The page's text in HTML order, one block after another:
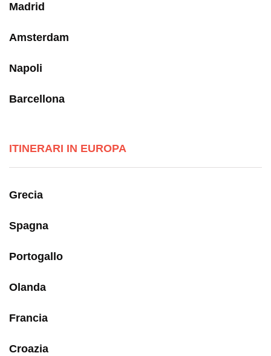
Madrid
Amsterdam
Napoli
Barcellona
ITINERARI IN EUROPA
Grecia
Spagna
Portogallo
Olanda
Francia
Croazia